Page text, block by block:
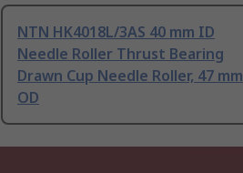
NTN HK4018L/3AS 40 mm ID
Needle Roller Thrust Bearing
Drawn Cup Needle Roller, 47 mm
OD